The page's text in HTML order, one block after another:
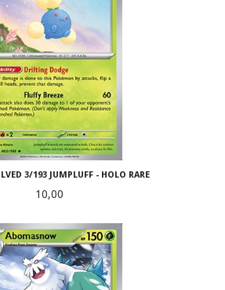
3/193 JUMPLUFF - HOLO RARE
Pris
10,00